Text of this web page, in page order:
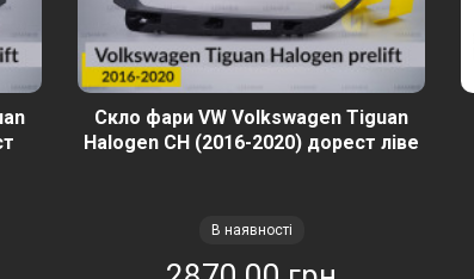
Скло фари VW Volkswagen Tiguan
Halogen CH (2016-2020) дорест ліве
В наявності